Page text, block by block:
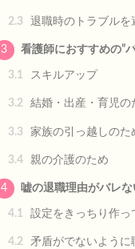
2.3 退職時のトラブルを
3 看護師におすすめの”
3.1 スキルアップ
3.2 結婚・出産・育児の
3.3 家族の引っ越しのた
3.4 親の介護のため
4 嘘の退職理由がバレ
4.1 設定をきっちり作っ
4.2 矛盾がでないように